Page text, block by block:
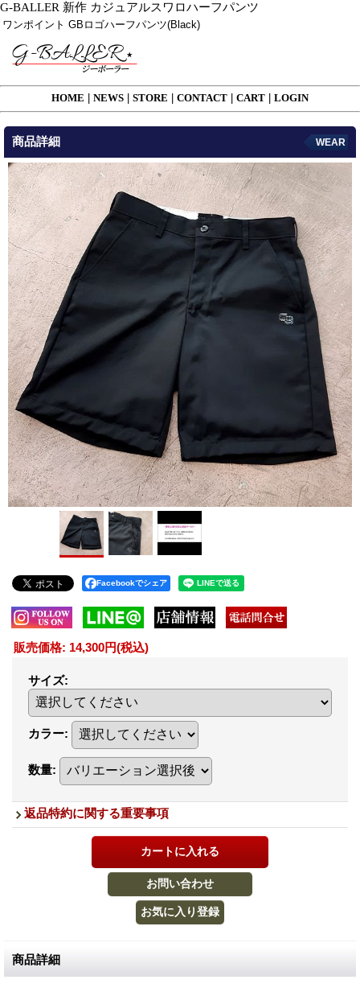
G-BALLER 新作 カジュアルスワロハーフパンツ
ワンポイント GBロゴハーフパンツ(Black)
HOME NEWS STORE CONTACT CART LOGIN
商品詳細 WEAR
Facebookでシェア
販売価格: 14,300円(税込)
サイズ:
カラー:
数量:
返品特約に関する重要事項
商品詳細